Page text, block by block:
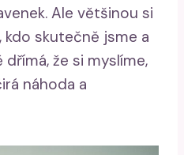
Ale většinou si
skutečně jsme a
dřímá, že si myslíme,
náhoda a